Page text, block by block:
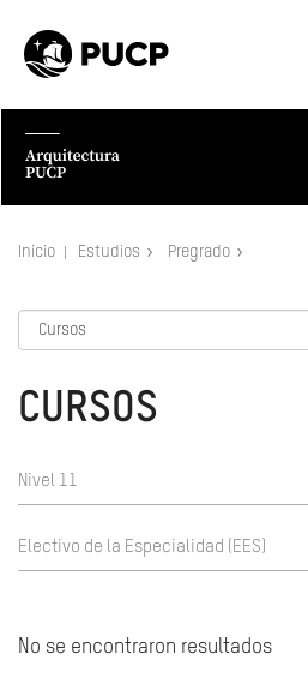
Inicio Estudios Pregrado
CURSOS
Nivel 11
Electivo de la Especialidad (EES)
No se encontraron resultados